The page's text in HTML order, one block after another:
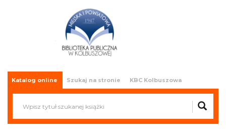
Miejska i Powiatowa Biblioteka
Publiczna w Kolbuszowej
Katalog online Szukaj na stronie KBC Kolbuszowa